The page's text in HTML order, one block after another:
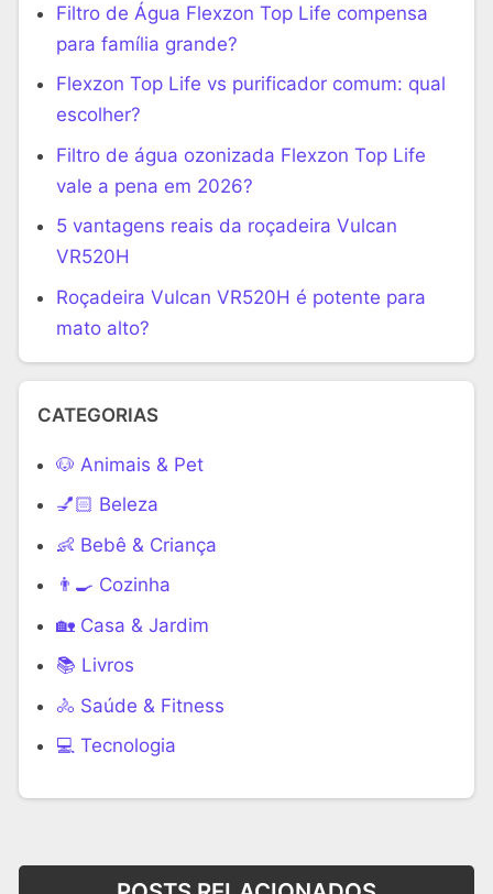
Filtro de Água Flexzon Top Life compensa
para família grande?
Flexzon Top Life vs purificador comum: qual
escolher?
Filtro de água ozonizada Flexzon Top Life
vale a pena em 2026?
5 vantagens reais da roçadeira Vulcan
VR520H
Roçadeira Vulcan VR520H é potente para
mato alto?
CATEGORIAS
🐶 Animais & Pet
💅🏻 Beleza
👶 Bebê & Criança
👨‍🍳 Cozinha
🏡 Casa & Jardim
📚 Livros
🚴 Saúde & Fitness
‍💻 Tecnologia